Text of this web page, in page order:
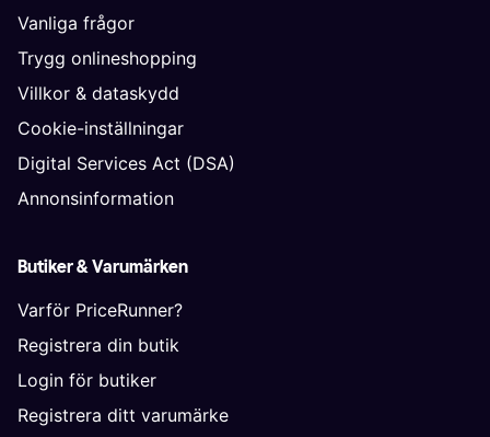
Vanliga frågor
Trygg onlineshopping
Villkor & dataskydd
Cookie-inställningar
Digital Services Act (DSA)
Annonsinformation
Butiker & Varumärken
Varför PriceRunner?
Registrera din butik
Login för butiker
Registrera ditt varumärke